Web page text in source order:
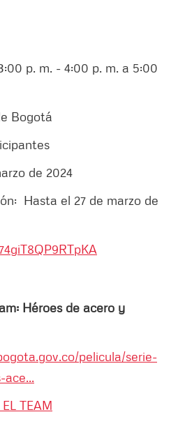
p. m. - 4:00 p. m. a 5:00
Bogotá
de 2024
Hasta el 27 de marzo de
Héroes de acero y
pelicula/serie-
TEAM